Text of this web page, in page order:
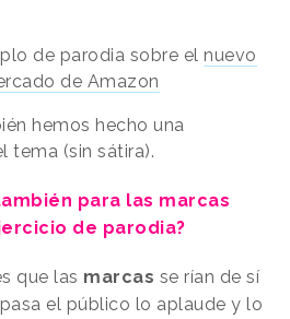
de parodia sobre el nuevo
de Amazon
hemos hecho una
tema (sin sátira).
para las marcas
de parodia?
que las marcas se rían de sí
el público lo aplaude y lo